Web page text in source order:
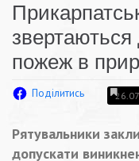
пожеж в
Поділитись
Рятувальники
допускати